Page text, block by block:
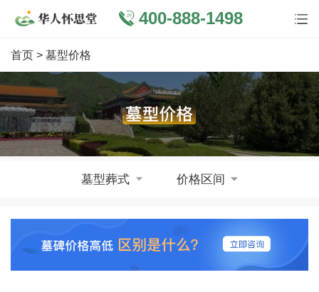
400-888-1498
首页 > 墓型价格
墓型葬式 价格区间